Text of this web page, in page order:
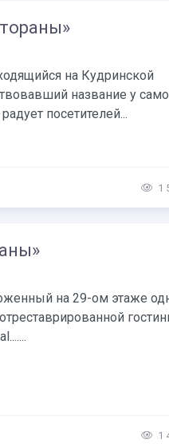
на Кудринской
название у
посетителей...
1
на 29-ом этаже
1